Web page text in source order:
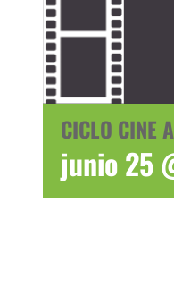
CICLO CINE
junio 25